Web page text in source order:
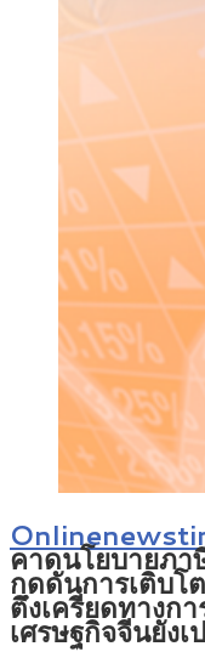
คาดนโยบายภา
กดดันการเติบโ
ตึงเครียดทางก
เศรษฐกิจจีนยังเ